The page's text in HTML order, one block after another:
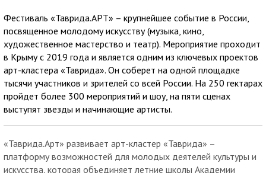
Фестиваль «Таврида.АРТ» – крупнейшее событие в России,
посвященное молодому искусству (музыка, кино,
художественное мастерство и театр). Мероприятие проходит
в Крыму с 2019 года и является одним из ключевых проектов
арт-кластера «Таврида». Он соберет на одной площадке
тысячи участников и зрителей со всей России. На 250 гектарах
пройдет более 300 мероприятий и шоу, на пяти сценах
выступят звезды и начинающие артисты.
«Таврида.Арт» развивает арт-кластер «Таврида» –
платформу возможностей для молодых деятелей культуры и
искусства, которая объединяет летние школы Академии